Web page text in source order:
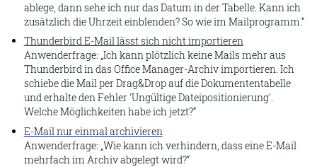
Felder leeren
Klone
Verknüpfungen
Leere Suche
Datensatz fixieren
ablege, dann sehe ich nur das Datum in der Tabelle. Kann ich
zusätzlich die Uhrzeit einblenden? So wie im Mailprogramm.
Thunderbird E-Mail lässt sich nicht importieren
Anwenderfrage: Ich kann plötzlich keine Mails mehr aus
Thunderbird in das Office Manager-Archiv importieren. Ich
schiebe die Mail per Drag&Drop auf die Dokumententabelle
und erhalte den Fehler 'Ungültige Dateipositionierung'.
Welche Möglichkeiten habe ich jetzt?
E-Mail nur einmal archivieren
Anwenderfrage: Wie kann ich verhindern, dass eine E-Mail
mehrfach im Archiv abgelegt wird?